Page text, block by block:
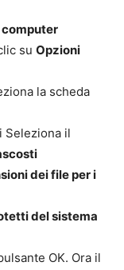
computer
su Opzioni
la scheda
Seleziona il
dei file per i
del sistema
OK. Ora il